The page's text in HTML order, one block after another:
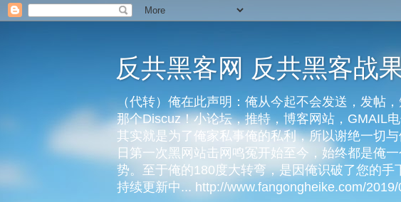
反共黑客网 反共黑客战
（代转）俺在此声明：俺从今起不会发送，发帖
那个Discuz！小论坛，推特，博客网站，GMAIL
其实就是为了俺家私事俺的私利，所以谢绝一切
日第一次黑网站击网鸣冤开始至今，始终都是俺
势。至于俺的180度大转弯，是因俺识破了您的
持续更新中... http://www.fangongheike.com/2019/